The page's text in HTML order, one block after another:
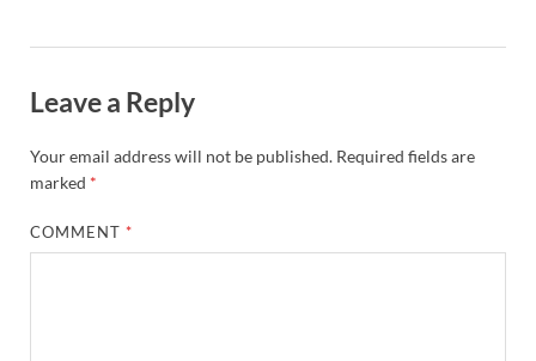
Leave a Reply
Your email address will not be published. Required fields are
marked *
COMMENT*